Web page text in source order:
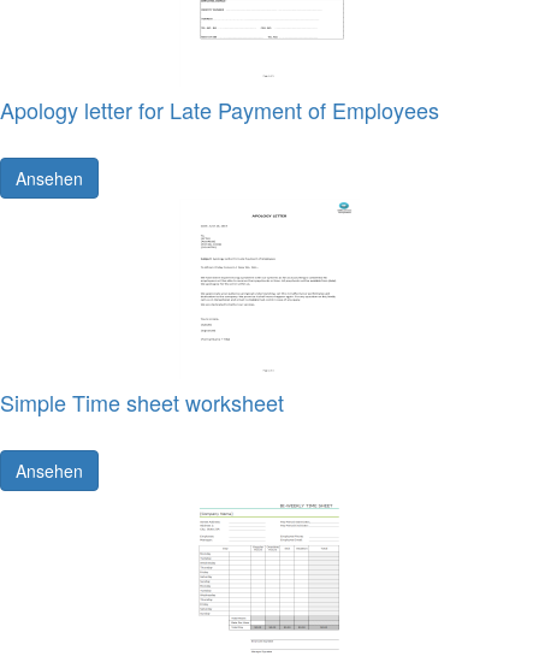
Apology letter for Late Payment of Employees
Ansehen
Simple Time sheet worksheet
Ansehen